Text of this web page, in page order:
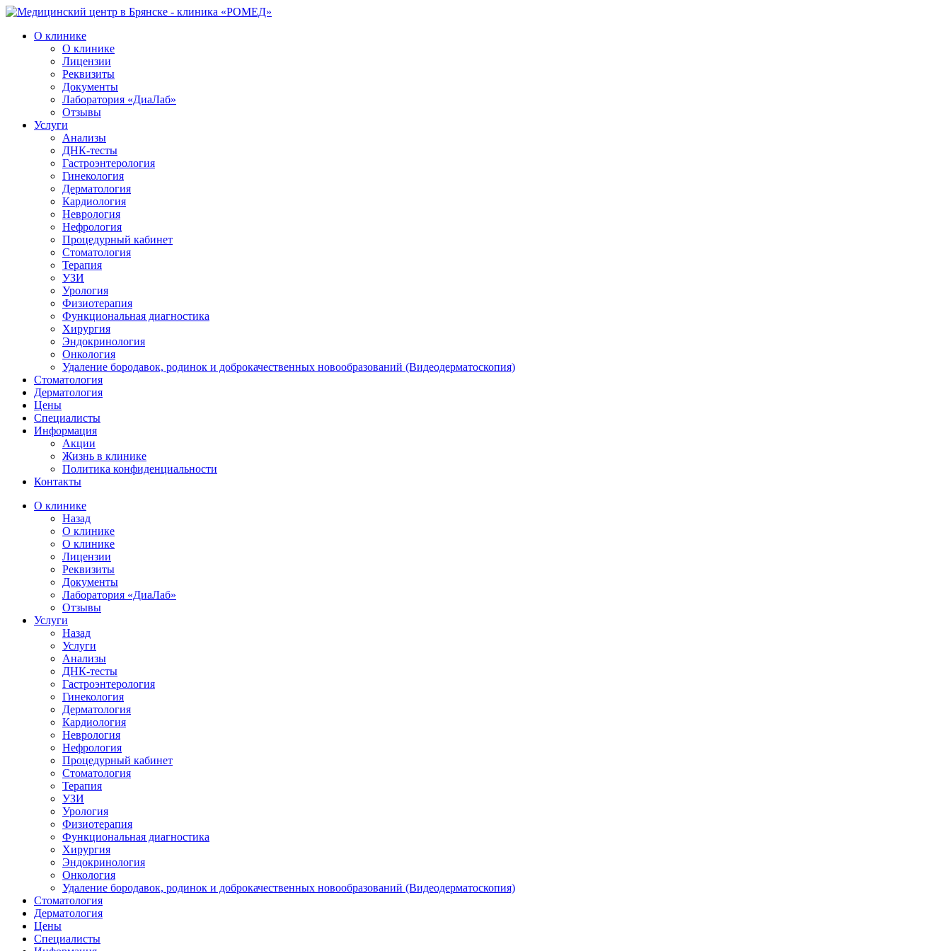
О клинике
О клинике
Лицензии
Реквизиты
Документы
Лаборатория «ДиаЛаб»
Отзывы
Услуги
Анализы
ДНК-тесты
Гастроэнтерология
Гинекология
Дерматология
Кардиология
Неврология
Нефрология
Процедурный кабинет
Стоматология
Терапия
УЗИ
Урология
Физиотерапия
Функциональная диагностика
Хирургия
Эндокринология
Онкология
Удаление бородавок, родинок и доброкачественных новообразований (Видеодерматоскопия)
Стоматология
Дерматология
Цены
Специалисты
Информация
Акции
Жизнь в клинике
Политика конфиденциальности
Контакты
О клинике
Назад
О клинике
О клинике
Лицензии
Реквизиты
Документы
Лаборатория «ДиаЛаб»
Отзывы
Услуги
Назад
Услуги
Анализы
ДНК-тесты
Гастроэнтерология
Гинекология
Дерматология
Кардиология
Неврология
Нефрология
Процедурный кабинет
Стоматология
Терапия
УЗИ
Урология
Физиотерапия
Функциональная диагностика
Хирургия
Эндокринология
Онкология
Удаление бородавок, родинок и доброкачественных новообразований (Видеодерматоскопия)
Стоматология
Дерматология
Цены
Специалисты